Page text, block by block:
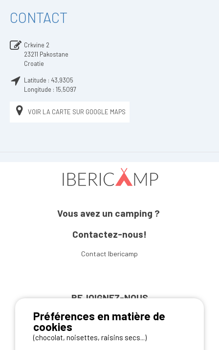
CONTACT
Crkvine 2
23211 Pakostane
Croatie
Latitude : 43,9305
Longitude : 15,5097
VOIR LA CARTE SUR GOOGLE MAPS
Vous avez un camping ?
Contactez-nous!
Contact Ibericamp
REJOIGNEZ-NOUS
Préférences en matière de
cookies
(chocolat, noisettes, raisins secs...)